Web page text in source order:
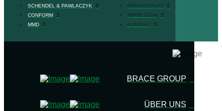
SCHENDEL & PAWLACZYK
CONFORM
MMD
DATENSCHUTZ
IMPRESSUM
KONTAKT
BRACE GROUP
ÜBER UNS